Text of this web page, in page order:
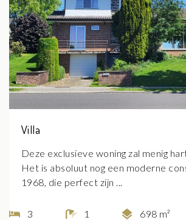
Villa
Deze exclusieve woning zal menig
Het is absoluut nog een moderne
1968, die perfect zijn ...
3 1 698 m²